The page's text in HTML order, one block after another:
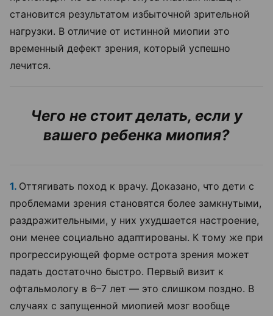
становится результатом избыточной зрительной
нагрузки. В отличие от истинной миопии это
временный дефект зрения, который успешно
лечится.
Чего не стоит делать, если у
вашего ребенка миопия?
1. Оттягивать поход к врачу. Доказано, что дети с
проблемами зрения становятся более замкнутыми,
раздражительными, у них ухудшается настроение,
они менее социально адаптированы. К тому же при
прогрессирующей форме острота зрения может
падать достаточно быстро. Первый визит к
офтальмологу в 6–7 лет — это слишком поздно. В
случаях с запущенной миопией мозг вообще